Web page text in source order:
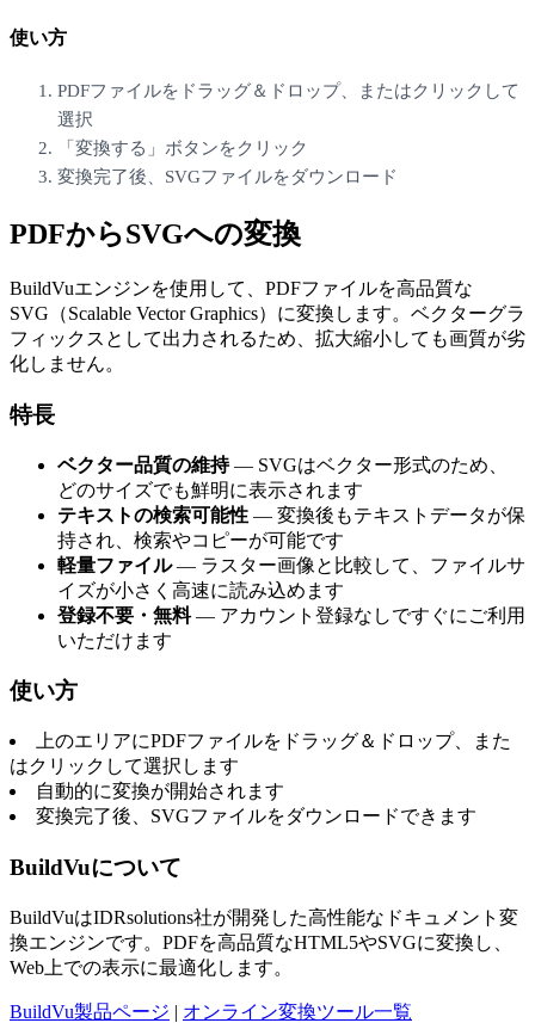
使い方
PDFファイルをドラッグ＆ドロップ、またはクリックして
選択
「変換する」ボタンをクリック
変換完了後、 SVGファイルをダウンロード
PDFからSVGへの変換
BuildVuエンジンを使用して、PDFファイルを高品質な
SVG（Scalable Vector Graphics）に変換します。ベクターグラ
フィックスとして出力されるため、拡大縮小しても画質が劣
化しません。
特長
ベクター品質の維持— SVGはベクター形式のため、
どのサイズでも鮮明に表示されます
テキストの検索可能性 — 変換後もテキストデータが保
持され、検索やコピーが可能です
軽量ファイル— ラスター画像と比較して、ファイルサ
イズが小さく高速に読み込めます
登録不要・無料— アカウント登録なしですぐにご利用
いただけます
使い方
上のエリアにPDFファイルをドラッグ＆ドロップ、また
はクリックして選択します
自動的に変換が開始されます
変換完了後、SVGファイルをダウンロードできます
BuildVuについて
BuildVuはIDRsolutions社が開発した高性能なドキュメント変
換エンジンです。PDFを高品質なHTML5やSVGに変換し、
Web上での表示に最適化します。
BuildVu製品ページ | オンライン変換ツール一覧